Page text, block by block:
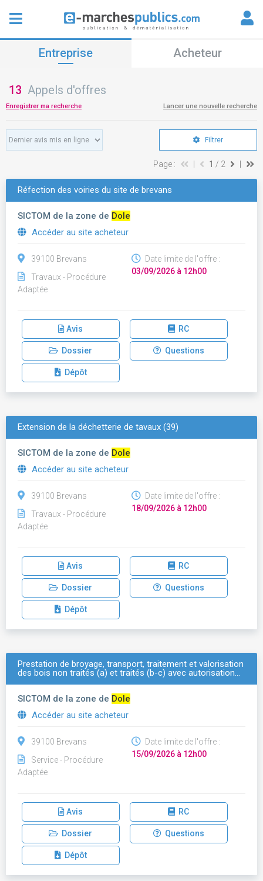
Entreprise Acheteur
13 Appels d'offres
Enregistrer ma recherche Lancer une nouvelle recherche
Filtrer
Page : 1 / 2
Réfection des voiries du site de brevans
SICTOM de la zone de Dole
Accéder au site acheteur
39100 Brevans
Travaux - Procédure
Adaptée
Date limite de l'offre :
03/09/2026 à 12h00
Avis RC
Dossier Questions
Dépôt
Extension de la déchetterie de tavaux (39)
SICTOM de la zone de Dole
Accéder au site acheteur
39100 Brevans
Travaux - Procédure
Adaptée
Date limite de l'offre :
18/09/2026 à 12h00
Avis RC
Dossier Questions
Dépôt
Prestation de broyage, transport, traitement et valorisation
des bois non traités (a) et traités (b-c) avec autorisation…
SICTOM de la zone de Dole
Accéder au site acheteur
39100 Brevans
Service - Procédure
Adaptée
Date limite de l'offre :
15/09/2026 à 12h00
Avis RC
Dossier Questions
Dépôt